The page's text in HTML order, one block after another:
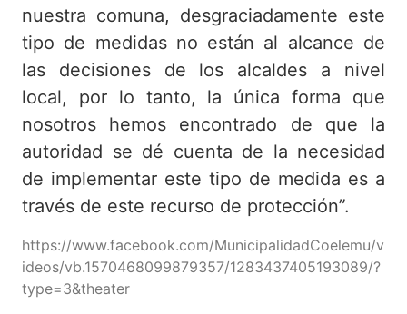
nuestra comuna, desgraciadamente este
tipo de medidas no están al alcance de
las decisiones de los alcaldes a nivel
local, por lo tanto, la única forma que
nosotros hemos encontrado de que la
autoridad se dé cuenta de la necesidad
de implementar este tipo de medida es a
través de este recurso de protección”.
https://www.facebook.com/MunicipalidadCoelemu/v
ideos/vb.1570468099879357/1283437405193089/?
type=3&theater